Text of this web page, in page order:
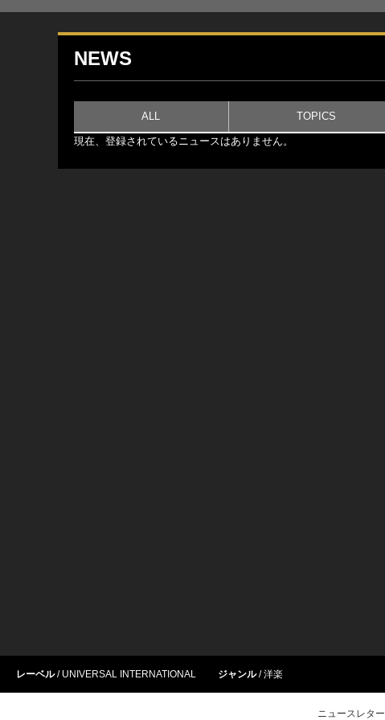
NEWS
ALL TOPICS
現在、登録されているニュースはありません。
レーベル UNIVERSAL INTERNATIONAL ジャンル 洋楽
ニュースレター